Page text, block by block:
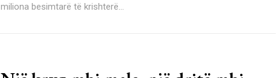
miliona besimtarë të krishterë...